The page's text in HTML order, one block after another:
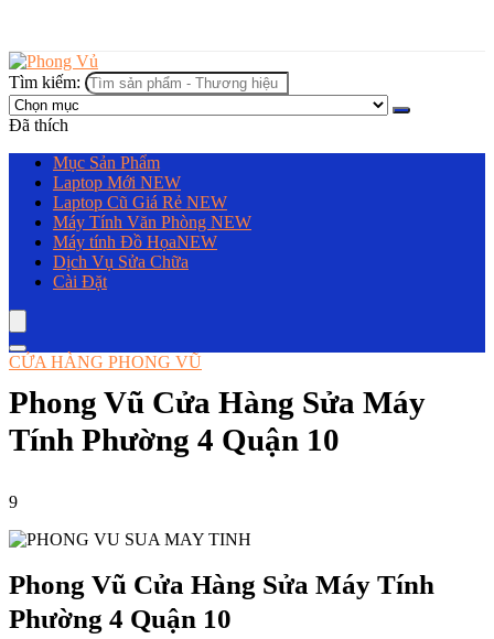
Tìm kiếm:
Đã thích
Mục Sản Phẩm
Laptop Mới NEW
Laptop Cũ Giá Rẻ NEW
Máy Tính Văn Phòng NEW
Máy tính Đồ HọaNEW
Dịch Vụ Sửa Chữa
Cài Đặt
CỬA HÀNG PHONG VŨ
Phong Vũ Cửa Hàng Sửa Máy
Tính Phường 4 Quận 10
9
Phong Vũ Cửa Hàng Sửa Máy Tính
Phường 4 Quận 10